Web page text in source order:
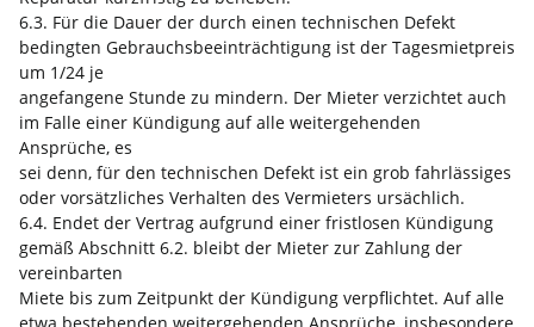
6.3. Für die Dauer der durch einen technischen Defekt
bedingten Gebrauchsbeeinträchtigung ist der Tagesmietpreis
um 1/24 je
angefangene Stunde zu mindern. Der Mieter verzichtet auch
im Falle einer Kündigung auf alle weitergehenden
Ansprüche, es
sei denn, für den technischen Defekt ist ein grob fahrlässiges
oder vorsätzliches Verhalten des Vermieters ursächlich.
6.4. Endet der Vertrag aufgrund einer fristlosen Kündigung
gemäß Abschnitt 6.2. bleibt der Mieter zur Zahlung der
vereinbarten
Miete bis zum Zeitpunkt der Kündigung verpflichtet. Auf alle